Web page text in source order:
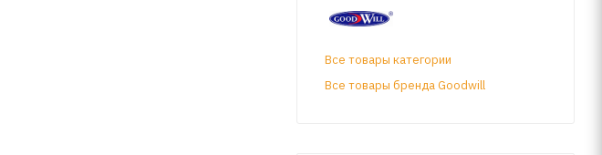
Все товары категории
Все товары бренда Goodwill